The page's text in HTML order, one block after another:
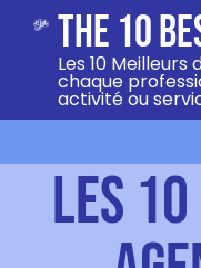
The 10
Les 10 Meilleurs
chaque
activité ou
Les